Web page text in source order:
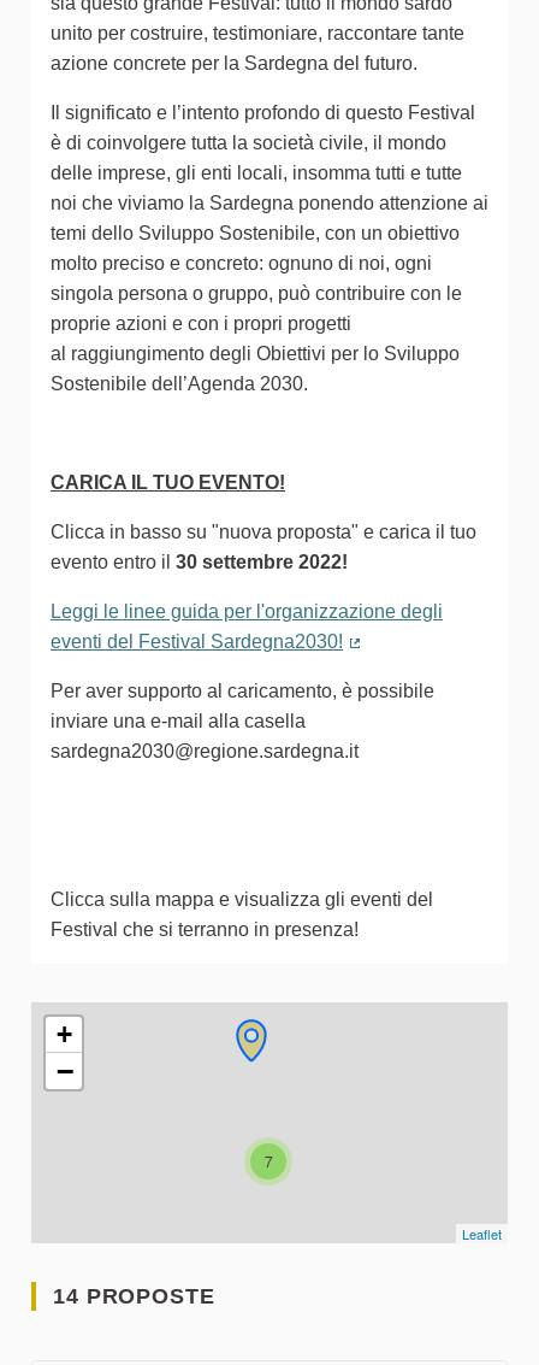
unito per costruire, testimoniare, raccontare tante
azione concrete per la Sardegna del futuro.
Il significato e l’intento profondo di questo Festival
è di coinvolgere tutta la società civile, il mondo
delle imprese, gli enti locali, insomma tutti e tutte
noi che viviamo la Sardegna ponendo attenzione ai
temi dello Sviluppo Sostenibile, con un obiettivo
molto preciso e concreto: ognuno di noi, ogni
singola persona o gruppo, può contribuire con le
proprie azioni e con i propri progetti
al raggiungimento degli Obiettivi per lo Sviluppo
Sostenibile dell’Agenda 2030.
CARICA IL TUO EVENTO!
Clicca in basso su "nuova proposta" e carica il tuo
evento entro il 30 settembre 2022!
Leggi le linee guida per l'organizzazione degli
eventi del Festival Sardegna2030!
Per aver supporto al caricamento, è possibile
inviare una e-mail alla casella
sardegna2030@regione.sardegna.it
Clicca sulla mappa e visualizza gli eventi del
Festival che si terranno in presenza!
L'elemento seguente è una mappa che presenta gli
7
+
−
Leaflet
14 PROPOSTE